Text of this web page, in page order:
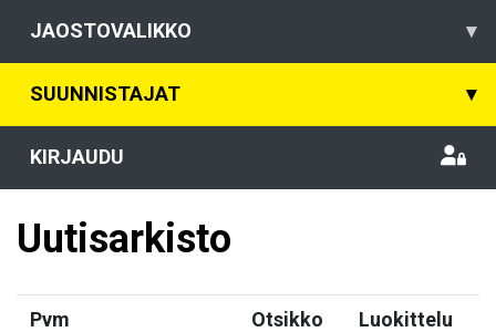
JAOSTOVALIKKO ▾
SUUNNISTAJAT ▾
KIRJAUDU
Uutisarkisto
Pvm Otsikko Luokittelu